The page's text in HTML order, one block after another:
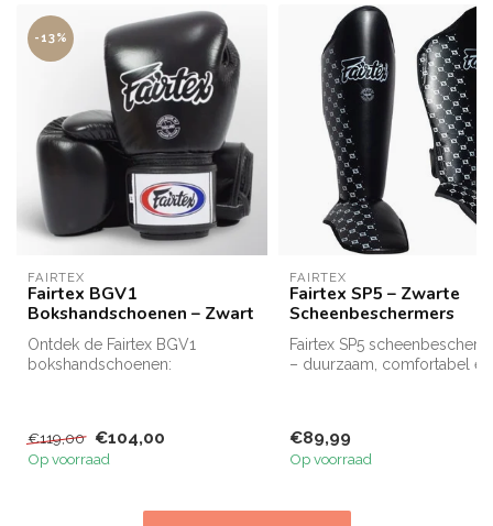
-13%
FAIRTEX
Fairtex BGV1
Bokshandschoenen – Zwart
Ontdek de Fairtex BGV1
bokshandschoenen:
€119,00 €104,00
Op voorraad
FAIRTEX
Fairtex SP5 – Zwarte
Scheenbeschermers
Fairtex SP5
– duurzaam, comfortabel en
€89,99
Op voorraad